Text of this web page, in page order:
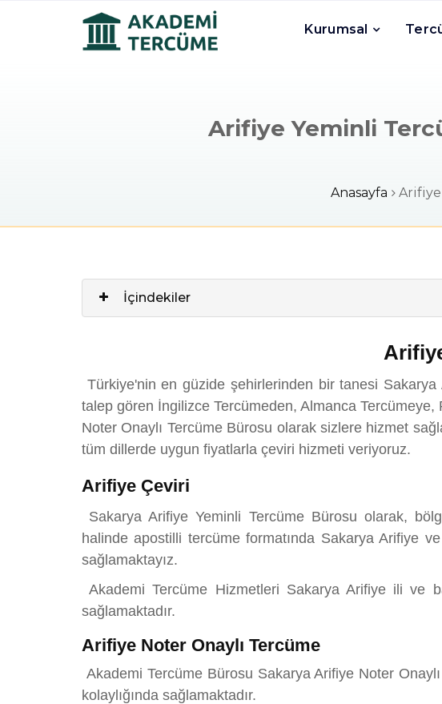
Kurumsal
Arifiye Yeminli
Anasayfa
İçindekiler
Türkiye'nin en güzide şehirlerinden bir tanesi
talep gören İngilizce Tercümeden, Almanca
Noter Onaylı Tercüme Bürosu olarak sizlere hizmet
tüm dillerde uygun fiyatlarla çeviri hizmeti veriyoruz.
Arifiye Çeviri
Sakarya Arifiye Yeminli Tercüme Bürosu olarak,
halinde apostilli tercüme formatında Sakarya Arifiye
sağlamaktayız.
Akademi Tercüme Hizmetleri Sakarya Arifiye ili ve
sağlamaktadır.
Arifiye Noter Onaylı Tercüme
Akademi Tercüme Bürosu Sakarya Arifiye Noter
kolaylığında sağlamaktadır.